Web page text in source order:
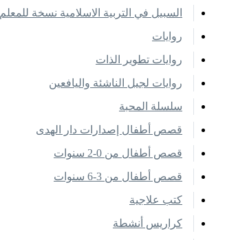
السبيل في التربية الاسلامية نسخة للمعلم
روايات
روايات تطوير الذات
روايات لجيل الناشئة واليافعين
سلسلة المحبة
قصص أطفال إصدارات دار الهدى
قصص أطفال من 0-2 سنوات
قصص أطفال من 3-6 سنوات
كتب علاجية
كراريس أنشطة